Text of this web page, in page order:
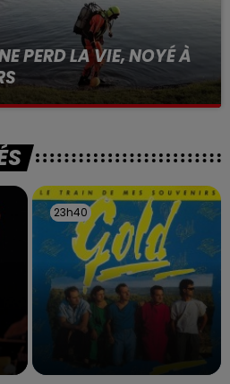
PERD LA VIE, NOYÉ À
23h40
23h40